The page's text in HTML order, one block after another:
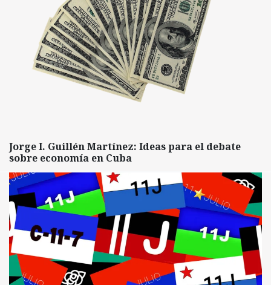
Jorge I. Guillén Martínez: Ideas para el debate
sobre economía en Cuba